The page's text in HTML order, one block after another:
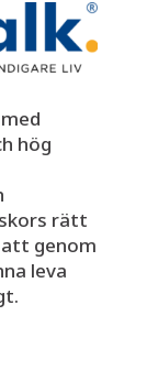
hög
rätt
genom
leva